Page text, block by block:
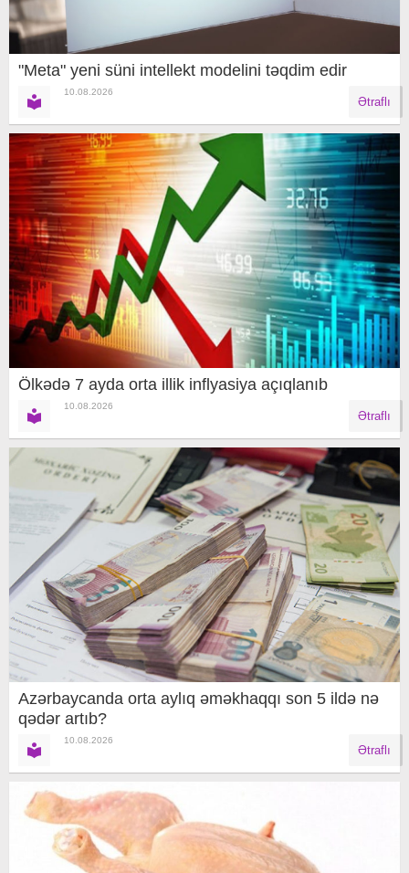
"Meta" yeni süni intellekt modelini təqdim edir
10.08.2026
Ətraflı
Ölkədə 7 ayda orta illik inflyasiya açıqlanıb
10.08.2026
Ətraflı
Azərbaycanda orta aylıq əməkhaqqı son 5 ildə nə
qədər artıb?
10.08.2026
Ətraflı